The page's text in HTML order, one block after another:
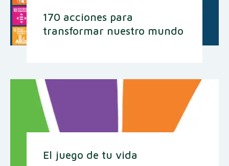
170 acciones para
transformar nuestro mundo
El juego de tu vida